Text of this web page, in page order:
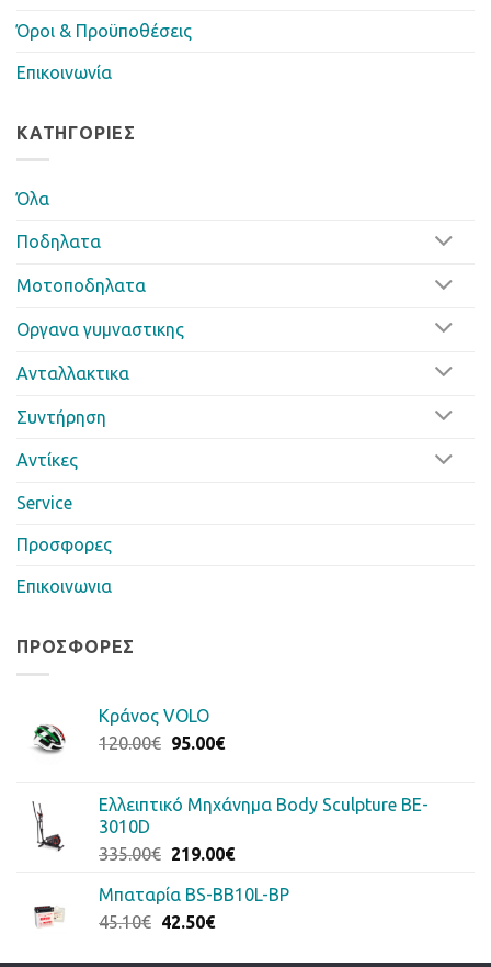
Όροι & Προϋποθέσεις
Επικοινωνία
ΚΑΤΗΓΟΡΊΕΣ
Όλα
Ποδηλατα
Μοτοποδηλατα
Οργανα γυμναστικης
Ανταλλακτικα
Συντήρηση
Αντίκες
Service
Προσφορες
Επικοινωνια
ΠΡΟΣΦΟΡΈΣ
Κράνος VOLO
120.00€ Original
120.00€.
95.00€Η
είναι:
Ελλειπτικό Μηχάνημα Body Sculpture BE-
3010D
335.00€ Original
was:
335.00€.
219.00€Η
τιμή
Μπαταρία BS-BB10L-BP
45.10€ Original
42.50€Η